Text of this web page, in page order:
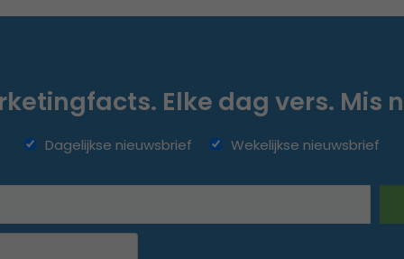
Elke dag vers. Mis
Dagelijkse nieuwsbrief Wekelijkse nieuwsbrief